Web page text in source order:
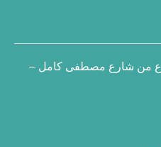
من شارع مصطفى كامل –